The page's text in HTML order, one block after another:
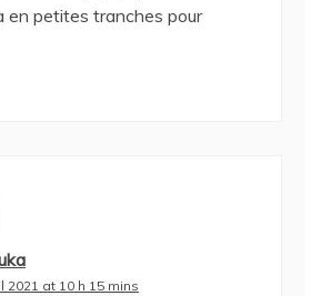
en petites tranches pour
2021 at 10 h 15 mins